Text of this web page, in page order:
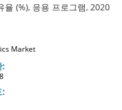
(%), 응용 프로그램, 2020
:
: